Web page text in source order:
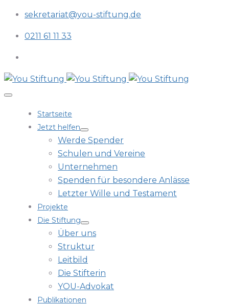
sekretariat@you-stiftung.de
0211 61 11 33
Startseite
Jetzt helfen
Werde Spender
Schulen und Vereine
Unternehmen
Spenden für besondere Anlässe
Letzter Wille und Testament
Projekte
Die Stiftung
Über uns
Struktur
Leitbild
Die Stifterin
YOU-Advokat
Publikationen